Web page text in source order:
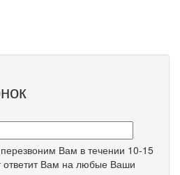
Вам в течении 10-15
ответит Вам на любые Ваши